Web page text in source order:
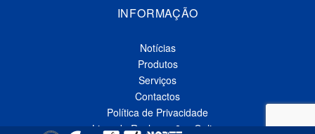
INFORMAÇÃO
Notícias
Produtos
Serviços
Contactos
Política de Privacidade
Livro de Reclamações Online